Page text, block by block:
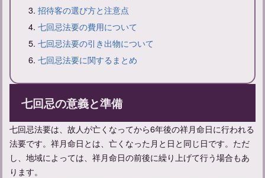
【三回忌の香典返しマナーガイド】相場や品物選びとお礼の手紙
招待客の選び方と注意点
七回忌法要の費用について
七回忌法要の引き出物について
七回忌法要に関するまとめ
七回忌の意義と準備
七回忌法要は、故人が亡くなってから6年後の祥月命日に行われる
法要です。祥月命日とは、亡くなった月と日と同じ日です。ただ
し、地域によっては、祥月命日の前後に繰り上げて行う場合もあ
ります。